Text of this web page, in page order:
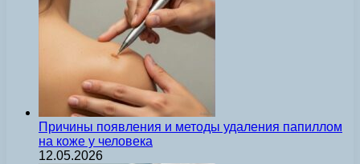
Причины появления и методы удаления папиллом
на коже у человека
12.05.2026